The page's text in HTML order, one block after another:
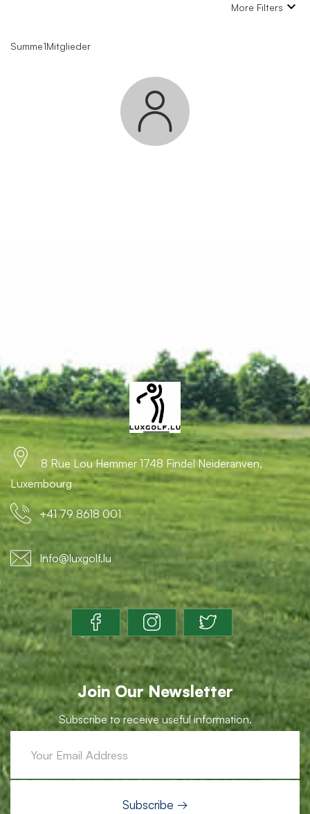
More Filters
Summe1Mitglieder
8 Rue Lou Hemmer 1748 Findel Neideranven,
Luxembourg
+41 79 8618 001
Info@luxgolf.lu
Join Our Newsletter
Subscribe to receive useful information.